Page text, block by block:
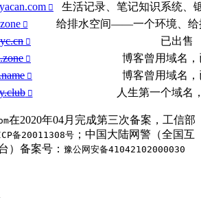
生活记录、笔记知识系统、
给排水空间——一个环境、给
已出售
博客曾用域名
博客曾用域名
人生第一个域名
在2020年04月完成第三次备案，工信部
备20011308号 ；中国大陆网警（全国互
）备案号： 豫公网安备41042102000030